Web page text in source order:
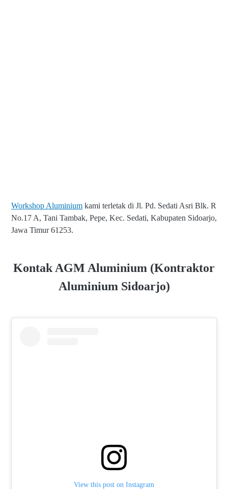
Workshop Aluminium kami terletak di Jl. Pd. Sedati Asri Blk. R
No.17 A, Tani Tambak, Pepe, Kec. Sedati, Kabupaten Sidoarjo,
Jawa Timur 61253.
Kontak AGM Aluminium (Kontraktor
Aluminium Sidoarjo)
View this post on Instagram